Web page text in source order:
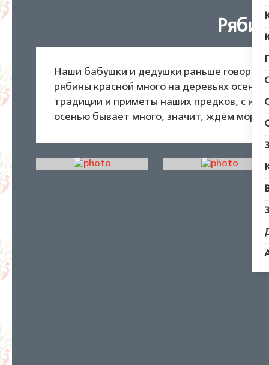
Наши бабушки и дедушки раньше
рябины красной много на деревьях
традиции и приметы наших предков, с
осенью бывает много, значит, ждём